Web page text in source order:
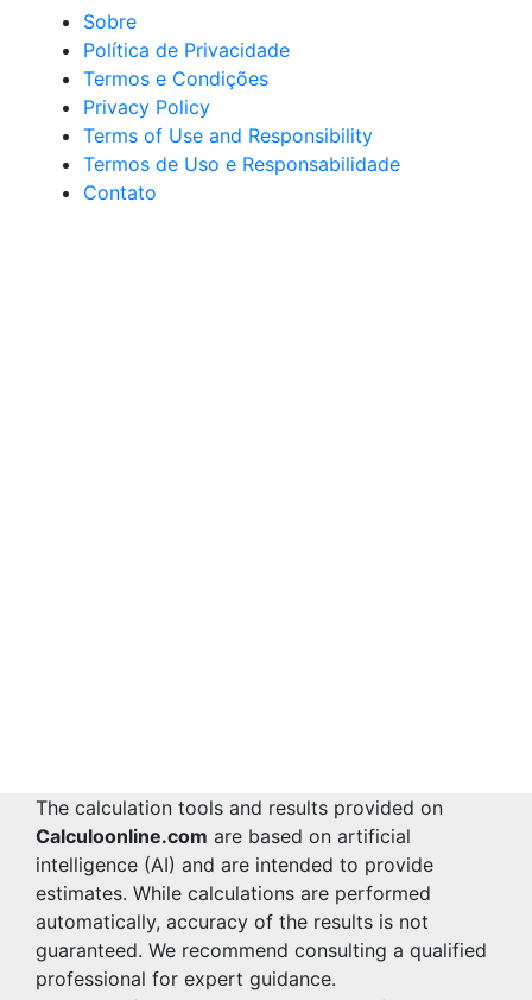
Sobre
Política de Privacidade
Termos e Condições
Privacy Policy
Terms of Use and Responsibility
Termos de Uso e Responsabilidade
Contato
The calculation tools and results provided on
Calculoonline.com are based on artificial
intelligence (AI) and are intended to provide
estimates. While calculations are performed
automatically, accuracy of the results is not
guaranteed. We recommend consulting a qualified
professional for expert guidance.